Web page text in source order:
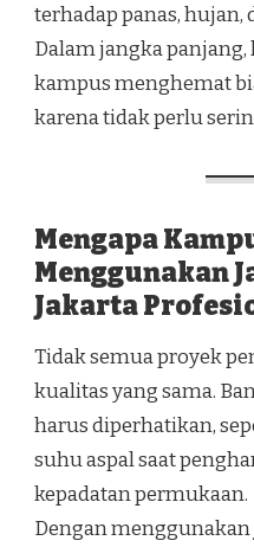
terhadap panas, hujan,
Dalam jangka
kampus menghemat
karena tidak perlu
Mengapa
Menggunakan
Jakarta
Tidak semua proyek
kualitas yang sama.
harus diperhatikan,
suhu aspal saat
kepadatan permukaan.
Dengan menggunakan